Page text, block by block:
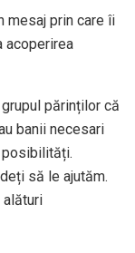
mesaj prin care îi
acoperirea
părinților că
banii necesari
posibilități.
să le ajutăm.
alături